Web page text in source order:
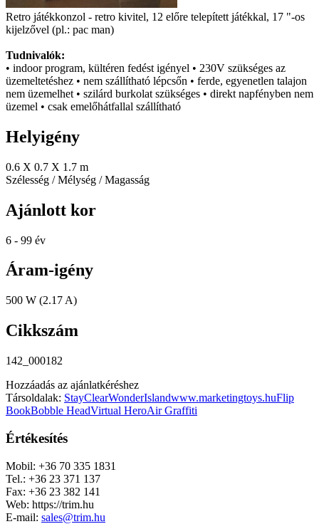
Retro játékkonzol - retro kivitel, 12 előre telepített játékkal, 17 "-os
kijelzővel (pl.: pac man)
Tudnivalók:
• indoor program, kültéren fedést igényel • 230V szükséges az
üzemeltetéshez • nem szállítható lépcsőn • ferde, egyenetlen talajon
nem üzemelhet • szilárd burkolat szükséges • direkt napfényben nem
üzemel • csak emelőhátfallal szállítható
Helyigény
0.6 X 0.7 X 1.7 m
Szélesség / Mélység / Magasság
Ajánlott kor
6 - 99 év
Áram-igény
500 W (2.17 A)
Cikkszám
142_000182
Hozzáadás az ajánlatkéréshez
Társoldalak: StayClearWonderIslandwww.marketingtoys.huFlip
BookBobble HeadVirtual HeroAir Graffiti
Értékesítés
Mobil: +36 70 335 1831
Tel.: +36 23 371 137
Fax: +36 23 382 141
Web: https://trim.hu
E-mail: sales@trim.hu